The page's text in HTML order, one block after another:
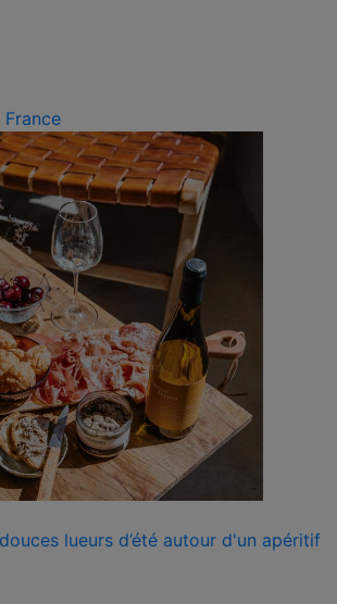
France
lueurs d’été autour d'un apéritif